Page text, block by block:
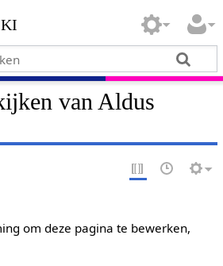
van Aldus
om deze pagina te bewerken,